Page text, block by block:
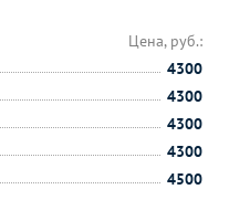
Цена, руб.:
4300
4300
4300
4300
4500